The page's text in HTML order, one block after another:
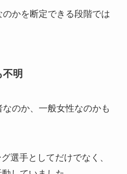
かを断定できる段階では
明
のか、一般女性なのかも
選手としてだけでなく、